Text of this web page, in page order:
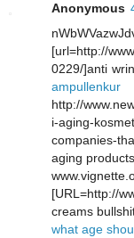
Anonymous
[url=http://
0229/]anti
http://
i-aging-
companies-
aging
[URL=http://
creams
what age